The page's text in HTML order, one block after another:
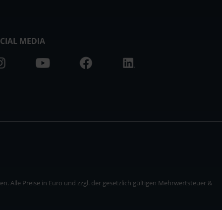
MEDIA
Alle Preise in Euro und zzgl. der gesetzlich gültigen Mehrwertsteuer &